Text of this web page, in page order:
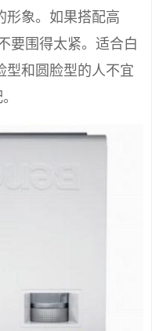
，让你的背影也窈
色彩艳丽的几何图
特点。 Step1：将长
２：将两端调整为相
固定，再将正面调整
士：此种结法搭配低
饰颈部过于细长的缺